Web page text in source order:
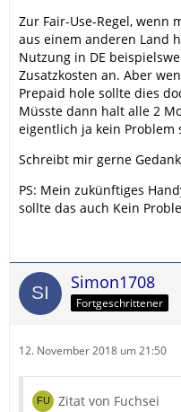
Zur Fair-Use-Regel, wenn
aus einem anderen Land
Nutzung in DE
Zusatzkosten an. Aber
Prepaid hole sollte dies
Müsste dann halt alle 2
eigentlich ja kein Problem
Schreibt mir gerne
PS: Mein zukünftiges
sollte das auch Kein
Simon1708
Fortgeschrittener
12. November 2018 um 21:50
Zitat von Fuchsei